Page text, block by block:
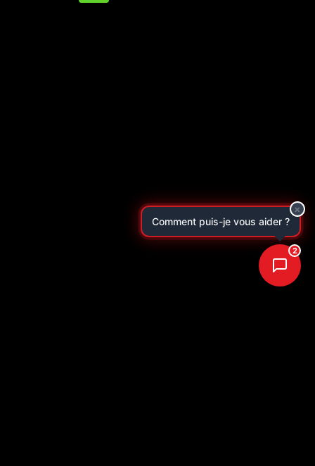
2
Comment puis-je vous aider ?
×